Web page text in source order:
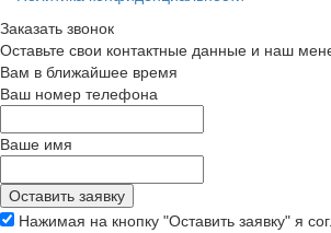
Заказать звонок
Оставьте свои контактные данные и наш
Вам в ближайшее время
Ваш номер телефона
Ваше имя
Нажимая на кнопку "Оставить заявку" я